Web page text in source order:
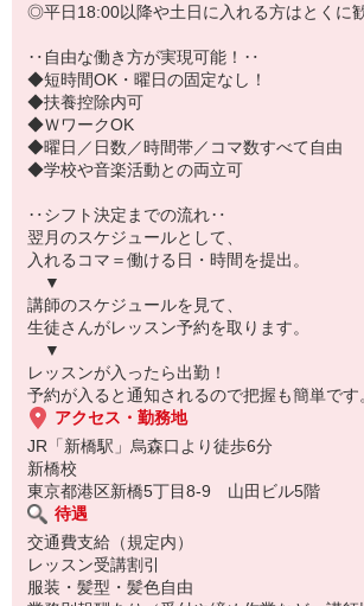
会社として「歌ってみた」動画の投稿に力を入
あなた自身の音楽経験の幅も広げていくことが
◎平日18:00以降や土日に入れる方はとくに
‥自由な働き方が実現可能！‥
◆短時間OK・曜日の固定なし！
◆扶養控除内可
◆ＷワークOK
◆曜日／日数／時間帯／コマ数すべて自由
◆学校や音楽活動との両立可
‥シフト決定までの流れ‥
翌月のスケジュールとして、
入れるコマ＝働ける日・時間を提出。
▼
講師のスケジュールを見て、
生徒さんがレッスン予約を取ります。
▼
レッスンが入ったら出勤！
予約が入ると通知されるので把握も簡単です
アクセス・勤務地
JR「新橋駅」烏森口より徒歩6分
新橋校
東京都港区新橋5丁目8-9 山田ビル5階
待遇
交通費支給（規定内）
レッスン受講割引
服装・髪型・髪色自由